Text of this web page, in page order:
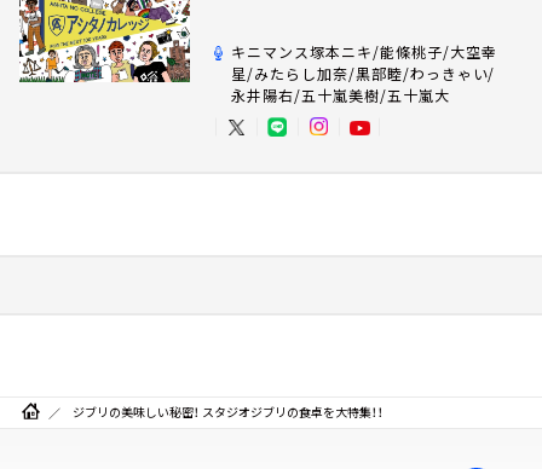
キニマンス塚本ニキ/能條桃子/大空幸
星/みたらし加奈/黒部睦/わっきゃい/
永井陽右/五十嵐美樹/五十嵐大
ジブリの美味しい秘密！ スタジオジブリの食卓を大特集！！